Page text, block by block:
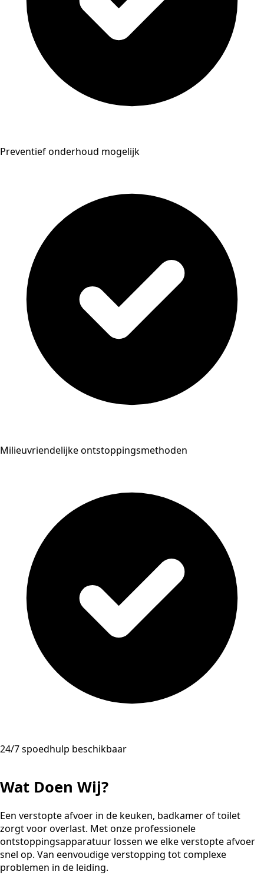
Preventief onderhoud mogelijk
Milieuvriendelijke ontstoppingsmethoden
24/7 spoedhulp beschikbaar
Wat Doen Wij?
Een verstopte afvoer in de keuken, badkamer of toilet
zorgt voor overlast. Met onze professionele
ontstoppingsapparatuur lossen we elke verstopte afvoer
snel op. Van eenvoudige verstopping tot complexe
problemen in de leiding.